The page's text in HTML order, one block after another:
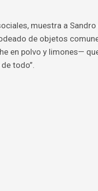
muestra a
de objetos
en polvo y limones—
todo”.